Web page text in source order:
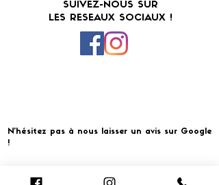
SUIVEZ-NOUS SUR
LES RESEAUX SOCIAUX !
N'hésitez pas à nous laisser un avis sur Google
!